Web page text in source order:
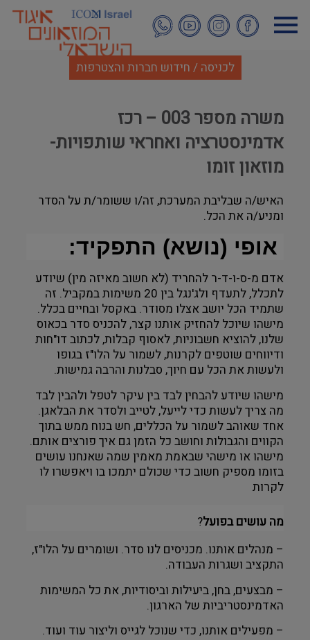
לתוכן
העיקרי
לכניסה / חידוש חברות והצטרפות
משרה מספר 003 – רכז
אדמינסטרציה ואחראי שותפויות-
מוזאון זומו
האיש/ה שבליבת המערכת, זה/ו ששומר/ת על הסדר
ומניע/ה את הכל.
אופי (נושא) התפקיד:
אדם מ-ס-ו-ד-ר להחריד (לא חשוב מאיזה מין) שיודע
לתכלל, לתעדף ולג'נגל בין 20 משימות במקביל. זה
שתמיד הכל יושב אצלו מסודר. באקסל ובחיים בכלל.
מישהו שיוכל להחזיק אותנו קצר, להכניס סדר בכאוס
שלנו, להוציא חשבוניות, לאסוף קבלות, לכתוב דו"חות
ודיווחים שוטפים לקרנות, לשמור על הלו"ז בגופו
ולעשות את הכל עם חיוך, סבלנות והרבה גמישות.
מישהו שיודע להבחין לבד בין עיקר לטפל ולהבין לבד
מה צריך לעשות כדי לייעל, לטייב ולסדר את הבלאגן.
אחד שאוהב לשמור על הכללים, חש בנוח ממש בתוך
הקווים והגבולות וחושב כל הזמן גם איך פורצים אותם.
מישהו או מישהי שבאמת מאמין שמה שאנחנו עושים
בזומו מספיק חשוב כדי שכולם יתמכו בו ויאפשרו לו
לקרות
מה עושים בפועל?
– מנהלים אותנו. מכניסים לנו סדר. ושומרים על הלו"ז,
התקציב ושגרות העבודה.
– מבצעים, בחן, ביעילות וביסודיות, את כל המשימות
האדמינסטריביות של הארגון.
– מפעילים אותנו, כדי שנוכל לגייס וליצור עוד ועוד.